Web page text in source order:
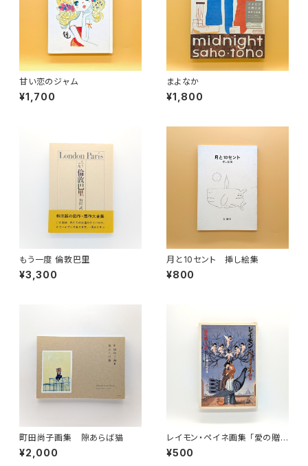
甘い恋のジャム
¥1,700
まよなか
¥1,800
もう一度 倫敦巴里
¥3,300
月と10セント 挿し絵集
¥800
町田尚子画集 隙あらば猫
¥2,000
レイモン・ペイネ画集 「愛の贈り
もの」（手のひらシアターミュー
ジアム）
¥500